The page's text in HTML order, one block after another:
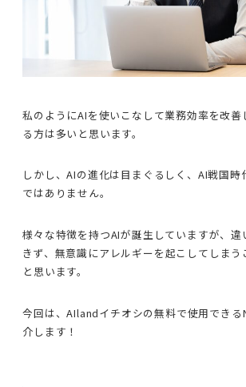
私のようにAIを使いこなして業務効率を改善
る方は多いと思います。
しかし、AIの進化は目まぐるしく、AI戦国時
ではありません。
様々な特徴を持つAIが誕生していますが、違
きず、無意識にアレルギーを起こしてしま
と思います。
今回は、AIlandイチオシの無料で使用でき
介します！